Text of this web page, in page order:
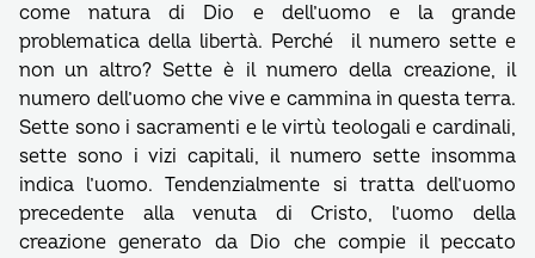
come natura di Dio e dell’uomo e la grande
problematica della libertà. Perché il numero sette e
non un altro? Sette è il numero della creazione, il
numero dell’uomo che vive e cammina in questa terra.
Sette sono i sacramenti e le virtù teologali e cardinali,
sette sono i vizi capitali, il numero sette insomma
indica l’uomo. Tendenzialmente si tratta dell’uomo
precedente alla venuta di Cristo, l’uomo della
creazione generato da Dio che compie il peccato